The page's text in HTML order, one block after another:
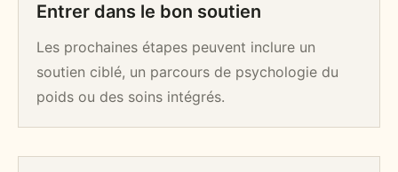
Entrer dans le bon soutien
Les prochaines étapes peuvent inclure un
soutien ciblé, un parcours de psychologie du
poids ou des soins intégrés.